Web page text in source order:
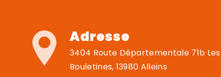
Adresse
3404 Route Départementale 71b Les
Bouletines, 13980 Alleins